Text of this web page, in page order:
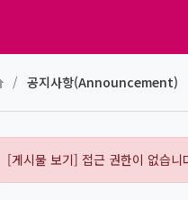
공지사항(Announcement)
[게시물 보기] 접근 권한이 없습니